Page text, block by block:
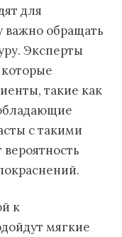
для
важно обращать
Эксперты
такие как
с такими
к
мягкие